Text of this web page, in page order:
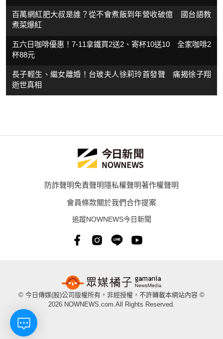
百萬網紅肥大叔是誰？從不會煮飯到年營收破億 國台語教
煮菜爆紅
五六日咖啡優惠！7-11拿鐵買2送2、寄杯10送10 全家咖啡2
杯88元
長子輕生、繼女離婚！台玻夫人徐莉玲首發聲 痛揭徐子翔
逝世真相
防詐聲明免責聲明隱私權聲明著作權聲明
會員條款關於我們合作提案
追蹤NOWNEWS今日新聞
© 今日傳媒(股)公司版權所有，非經授權，不許轉載本網站內容 ©
2026 NOWNEWS.com.All Rights Reserved.